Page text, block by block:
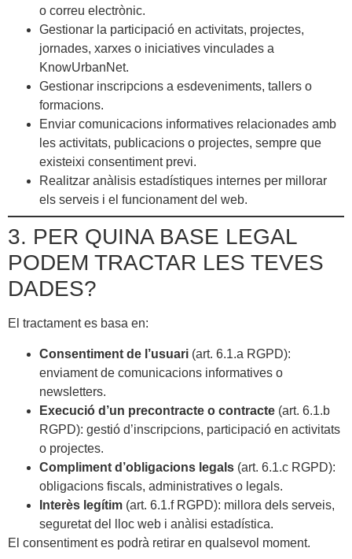
o correu electrònic.
Gestionar la participació en activitats, projectes,
jornades, xarxes o iniciatives vinculades a
KnowUrbanNet.
Gestionar inscripcions a esdeveniments, tallers o
formacions.
Enviar comunicacions informatives relacionades amb
les activitats, publicacions o projectes, sempre que
existeixi consentiment previ.
Realitzar anàlisis estadístiques internes per millorar
els serveis i el funcionament del web.
3. PER QUINA BASE LEGAL
PODEM TRACTAR LES TEVES
DADES?
El tractament es basa en:
Consentiment de l’usuari (art. 6.1.a RGPD):
enviament de comunicacions informatives o
newsletters.
Execució d’un precontracte o contracte (art. 6.1.b
RGPD): gestió d’inscripcions, participació en activitats
o projectes.
Compliment d’obligacions legals (art. 6.1.c RGPD):
obligacions fiscals, administratives o legals.
Interès legítim (art. 6.1.f RGPD): millora dels serveis,
seguretat del lloc web i anàlisi estadística.
El consentiment es podrà retirar en qualsevol moment.